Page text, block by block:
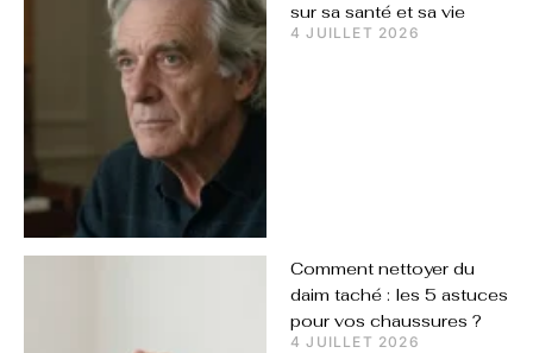
sur sa santé et sa vie
4 JUILLET 2026
Comment nettoyer du
daim taché : les 5 astuces
pour vos chaussures ?
4 JUILLET 2026